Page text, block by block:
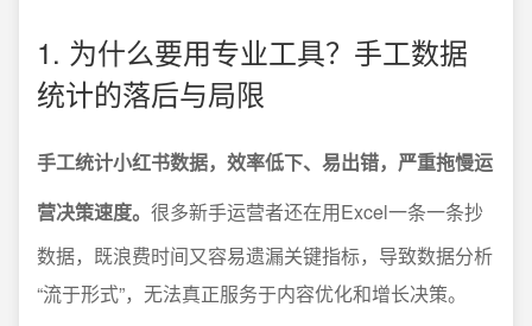
1. 为什么要用专业工具？手工数据
统计的落后与局限
手工统计小红书数据，效率低下、易出错，严重拖慢运
营决策速度。 很多新手运营者还在用Excel一条一条抄
数据，既浪费时间又容易遗漏关键指标，导致数据分析
“流于形式”，无法真正服务于内容优化和增长决策。